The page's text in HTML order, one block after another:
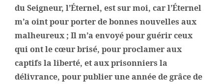
du Seigneur, l’Éternel, est sur moi, car l’Éternel
m’a oint pour porter de bonnes nouvelles aux
malheureux ; Il m’a envoyé pour guérir ceux
qui ont le cœur brisé, pour proclamer aux
captifs la liberté, et aux prisonniers la
délivrance, pour publier une année de grâce de